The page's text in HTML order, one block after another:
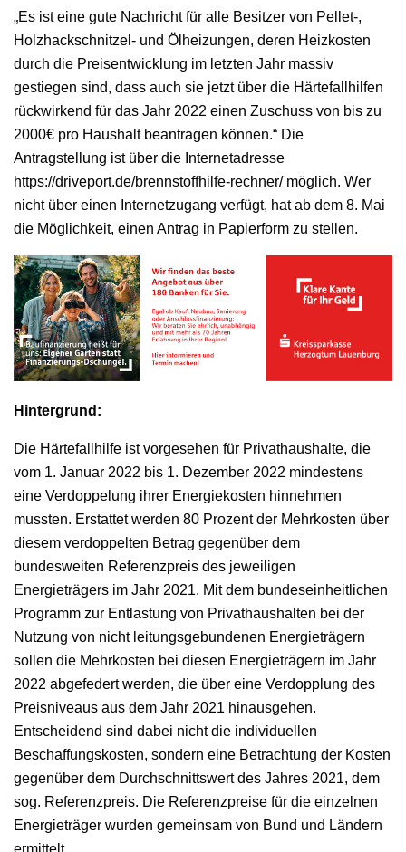
„Es ist eine gute Nachricht für alle Besitzer von Pellet-,
Holzhackschnitzel- und Ölheizungen, deren Heizkosten
durch die Preisentwicklung im letzten Jahr massiv
gestiegen sind, dass auch sie jetzt über die Härtefallhilfen
rückwirkend für das Jahr 2022 einen Zuschuss von bis zu
2000€ pro Haushalt beantragen können.“ Die
Antragstellung ist über die Internetadresse
https://driveport.de/brennstoffhilfe-rechner/ möglich. Wer
nicht über einen Internetzugang verfügt, hat ab dem 8. Mai
die Möglichkeit, einen Antrag in Papierform zu stellen.
Hintergrund:
Die Härtefallhilfe ist vorgesehen für Privathaushalte, die
vom 1. Januar 2022 bis 1. Dezember 2022 mindestens
eine Verdoppelung ihrer Energiekosten hinnehmen
mussten. Erstattet werden 80 Prozent der Mehrkosten über
diesem verdoppelten Betrag gegenüber dem
bundesweiten Referenzpreis des jeweiligen
Energieträgers im Jahr 2021. Mit dem bundeseinheitlichen
Programm zur Entlastung von Privathaushalten bei der
Nutzung von nicht leitungsgebundenen Energieträgern
sollen die Mehrkosten bei diesen Energieträgern im Jahr
2022 abgefedert werden, die über eine Verdopplung des
Preisniveaus aus dem Jahr 2021 hinausgehen.
Entscheidend sind dabei nicht die individuellen
Beschaffungskosten, sondern eine Betrachtung der Kosten
gegenüber dem Durchschnittswert des Jahres 2021, dem
sog. Referenzpreis. Die Referenzpreise für die einzelnen
Energieträger wurden gemeinsam von Bund und Ländern